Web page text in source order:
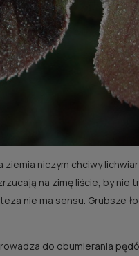
niczym chciwy
na zimę liście, by
nie ma sensu. Grubsze
do obumierania